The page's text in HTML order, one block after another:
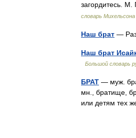
загордитесь.
словарь
Наш брат —
Наш брат
Большой словарь
БРАТ — муж.
мн., братище,
или детям тех